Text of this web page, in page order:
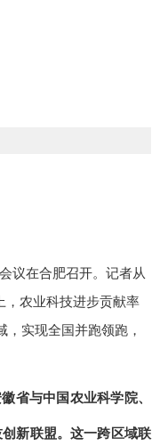
议在合肥召开。记者从
，农业科技进步贡献率
实现全国并跑领跑，
省与中国农业科学院、
新联盟。这一跨区域联